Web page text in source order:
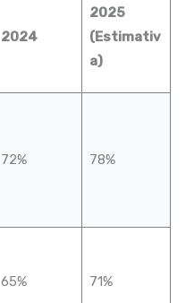
2024
2025
(Estimativ
a)
72% 78%
65% 71%